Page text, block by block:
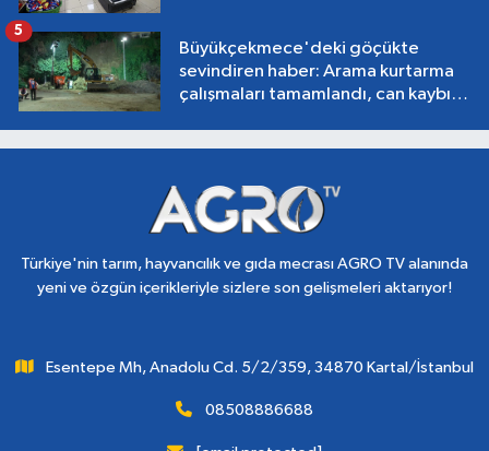
Büyükçekmece'deki göçükte
sevindiren haber: Arama kurtarma
çalışmaları tamamlandı, can kaybı
5
Türkiye'nin tarım, hayvancılık ve gıda mecrası AGRO TV alanında
yeni ve özgün içerikleriyle sizlere son gelişmeleri aktarıyor!
Esentepe Mh, Anadolu Cd. 5/2/359, 34870 Kartal/İstanbul
08508886688